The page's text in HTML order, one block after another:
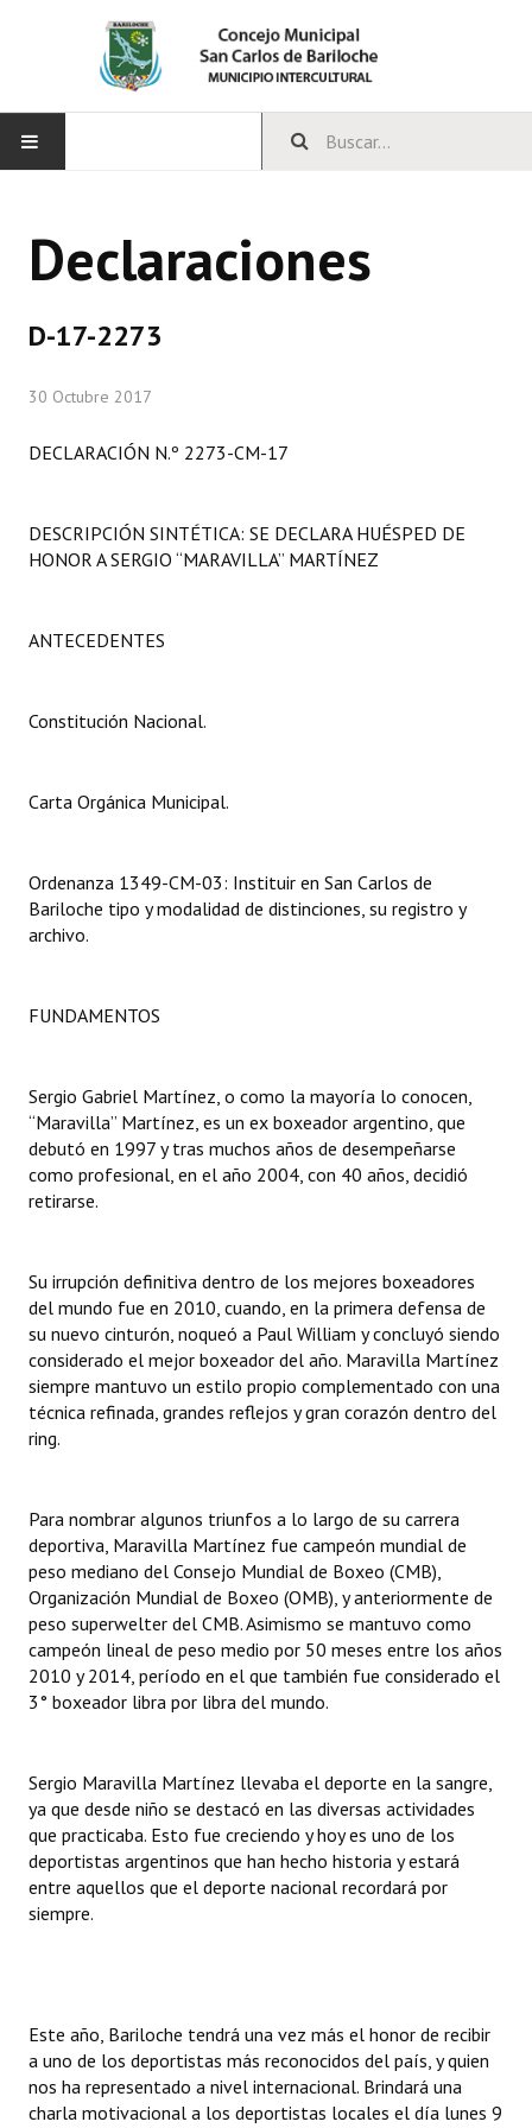
CONCEJO
Comisiones Especiales
Programas
Constitución Provincial
Reglamento Interno
Organigrama
Informes de Gestión
Dictámenes Asesoría Letrada
Actas de Sesión
Informes de Unidad Coordinadora
Actas de Audiencias Públicas
NORMATIVA
Comunicaciones
Resoluciones
Resoluciones de Presidencia
INSTITUCIONAL
Antiguos Pobladores
Noticias Destacadas
Datos Históricos
Premio al Mérito - Registro
Audiencias Públicas - Registro
Ciudadano Ilustre - Registro
Banca del Vecino - Registro
Declaraciones
D-17-2273
30 Octubre 2017
DECLARACIÓN N.º 2273-CM-17
DESCRIPCIÓN SINTÉTICA: SE DECLARA HUÉSPED DE
HONOR A SERGIO “MARAVILLA” MARTÍNEZ
ANTECEDENTES
Constitución Nacional.
Carta Orgánica Municipal.
Ordenanza 1349-CM-03: Instituir en San Carlos de
Bariloche tipo y modalidad de distinciones, su registro y
archivo.
FUNDAMENTOS
Sergio Gabriel Martínez, o como la mayoría lo conocen,
“Maravilla” Martínez, es un ex boxeador argentino, que
debutó en 1997 y tras muchos años de desempeñarse
como profesional, en el año 2004, con 40 años, decidió
retirarse.
Su irrupción definitiva dentro de los mejores boxeadores
del mundo fue en 2010, cuando, en la primera defensa de
su nuevo cinturón, noqueó a Paul William y concluyó siendo
considerado el mejor boxeador del año. Maravilla Martínez
siempre mantuvo un estilo propio complementado con una
técnica refinada, grandes reflejos y gran corazón dentro del
ring.
Para nombrar algunos triunfos a lo largo de su carrera
deportiva, Maravilla Martínez fue campeón mundial de
peso mediano del Consejo Mundial de Boxeo (CMB), ​
Organización Mundial de Boxeo (OMB), y anteriormente de
peso superwelter del CMB. Asimismo se mantuvo como
campeón lineal de peso medio por 50 meses entre los años
2010 y 2014, período en el que también fue considerado el
3° boxeador libra por libra del mundo.
Sergio Maravilla Martínez llevaba el deporte en la sangre,
ya que desde niño se destacó en las diversas actividades
que practicaba. Esto fue creciendo y hoy es uno de los
deportistas argentinos que han hecho historia y estará
entre aquellos que el deporte nacional recordará por
siempre.
Este año, Bariloche tendrá una vez más el honor de recibir
a uno de los deportistas más reconocidos del país, y quien
nos ha representado a nivel internacional. Brindará una
charla motivacional a los deportistas locales el día lunes 9